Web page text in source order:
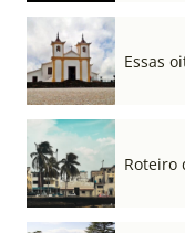
Essas
Roteiro